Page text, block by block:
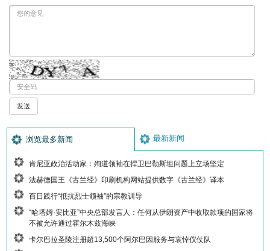
浏览最多新闻 最新新闻
肯尼亚政治活动家：殉道领袖在捍卫巴勒斯坦问题上立场坚定
法赫德国王《古兰经》印刷机构网站提供数字《古兰经》译本
百日践行“抵抗烈士领袖”的宗教训导
“哈塔姆·安比亚”中央总部发言人：任何从伊朗资产中收取款项的国家将
不被允许通过霍尔木兹海峡
卡尔巴拉圣陵注册超13,500个阿尔巴因服务与哀悼仪仗队